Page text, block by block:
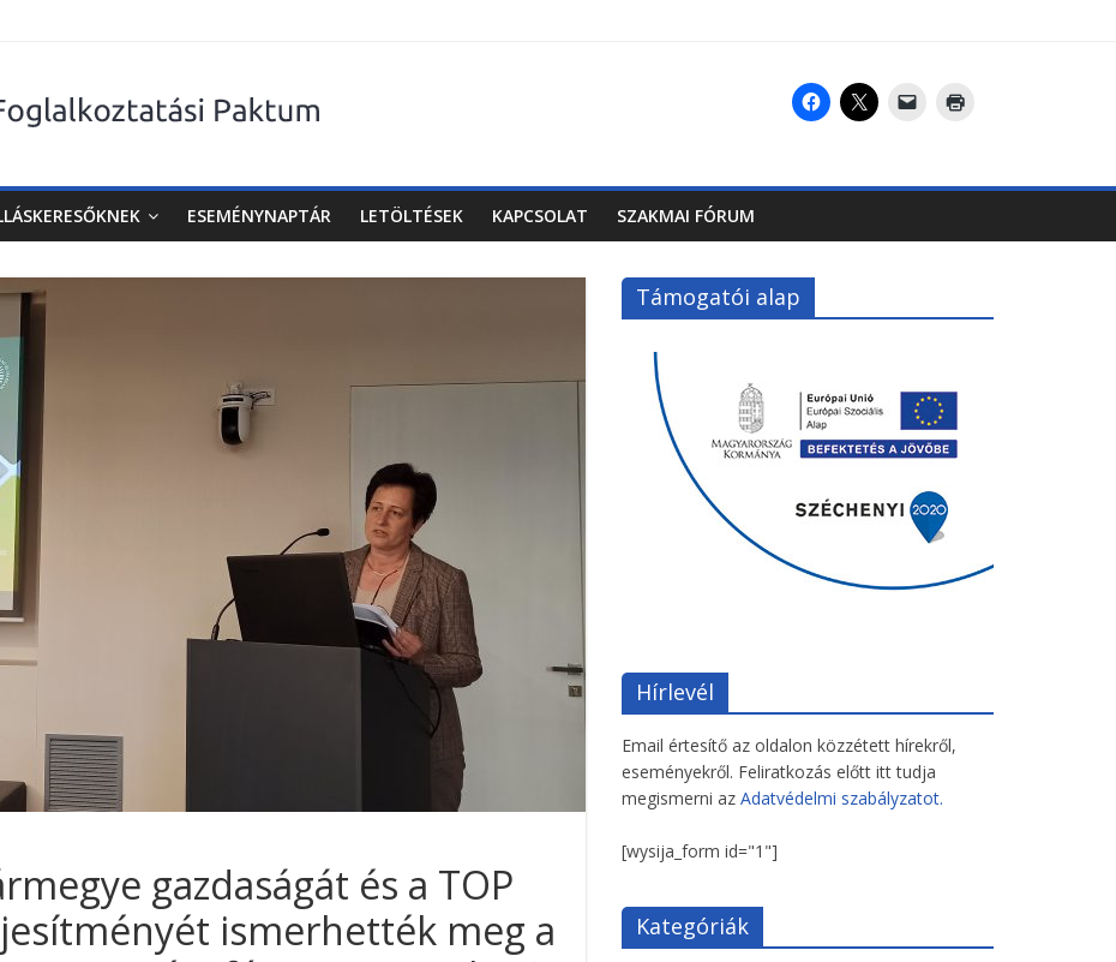
ESEMÉNYNAPTÁR LETÖLTÉSEK KAPCSOLAT SZAKMAI FÓRUM
gazdaságát és a TOP
ismerhették meg a
Támogatói alap
Hírlevél
Email értesítő az oldalon közzétett hírekről,
eseményekről. Feliratkozás előtt itt tudja
megismerni az Adatvédelmi szabályzatot.
[wysija_form id="1"]
Kategóriák